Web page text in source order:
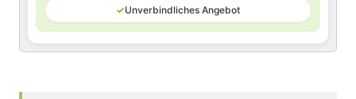
✓Unverbindliches Angebot